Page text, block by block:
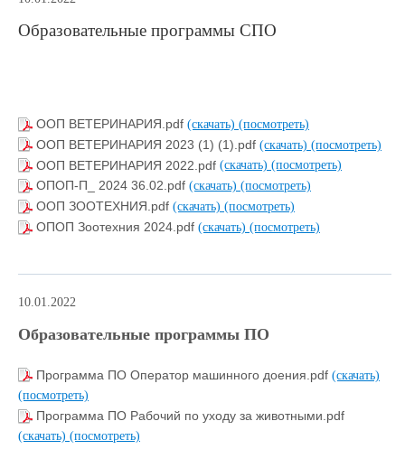
Образовательные программы СПО
ООП ВЕТЕРИНАРИЯ.pdf (скачать) (посмотреть)
ООП ВЕТЕРИНАРИЯ 2023 (1) (1).pdf (скачать) (посмотреть)
ООП ВЕТЕРИНАРИЯ 2022.pdf (скачать) (посмотреть)
ОПОП-П_ 2024 36.02.pdf (скачать) (посмотреть)
ООП ЗООТЕХНИЯ.pdf (скачать) (посмотреть)
ОПОП Зоотехния 2024.pdf (скачать) (посмотреть)
10.01.2022
Образовательные программы ПО
Программа ПО Оператор машинного доения.pdf (скачать)
(посмотреть)
Программа ПО Рабочий по уходу за животными.pdf
(скачать) (посмотреть)